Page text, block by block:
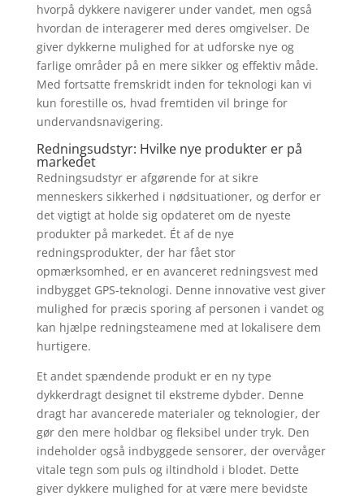
hvorpå dykkere navigerer under vandet, men også
hvordan de interagerer med deres omgivelser. De
giver dykkerne mulighed for at udforske nye og
farlige områder på en mere sikker og effektiv måde.
Med fortsatte fremskridt inden for teknologi kan vi
kun forestille os, hvad fremtiden vil bringe for
undervandsnavigering.
Redningsudstyr: Hvilke nye produkter er på
markedet
Redningsudstyr er afgørende for at sikre
menneskers sikkerhed i nødsituationer, og derfor er
det vigtigt at holde sig opdateret om de nyeste
produkter på markedet. Ét af de nye
redningsprodukter, der har fået stor
opmærksomhed, er en avanceret redningsvest med
indbygget GPS-teknologi. Denne innovative vest giver
mulighed for præcis sporing af personen i vandet og
kan hjælpe redningsteamene med at lokalisere dem
hurtigere.
Et andet spændende produkt er en ny type
dykkerdragt designet til ekstreme dybder. Denne
dragt har avancerede materialer og teknologier, der
gør den mere holdbar og fleksibel under tryk. Den
indeholder også indbyggede sensorer, der overvåger
vitale tegn som puls og iltindhold i blodet. Dette
giver dykkere mulighed for at være mere bevidste